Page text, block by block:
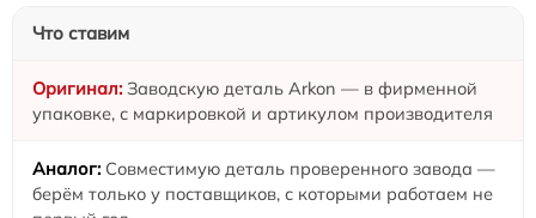
Что ставим
Заводскую деталь Arkon — в фирменной
упаковке, с маркировкой и артикулом производителя
Совместимую деталь проверенного завода —
берём только у поставщиков, с которыми работаем не